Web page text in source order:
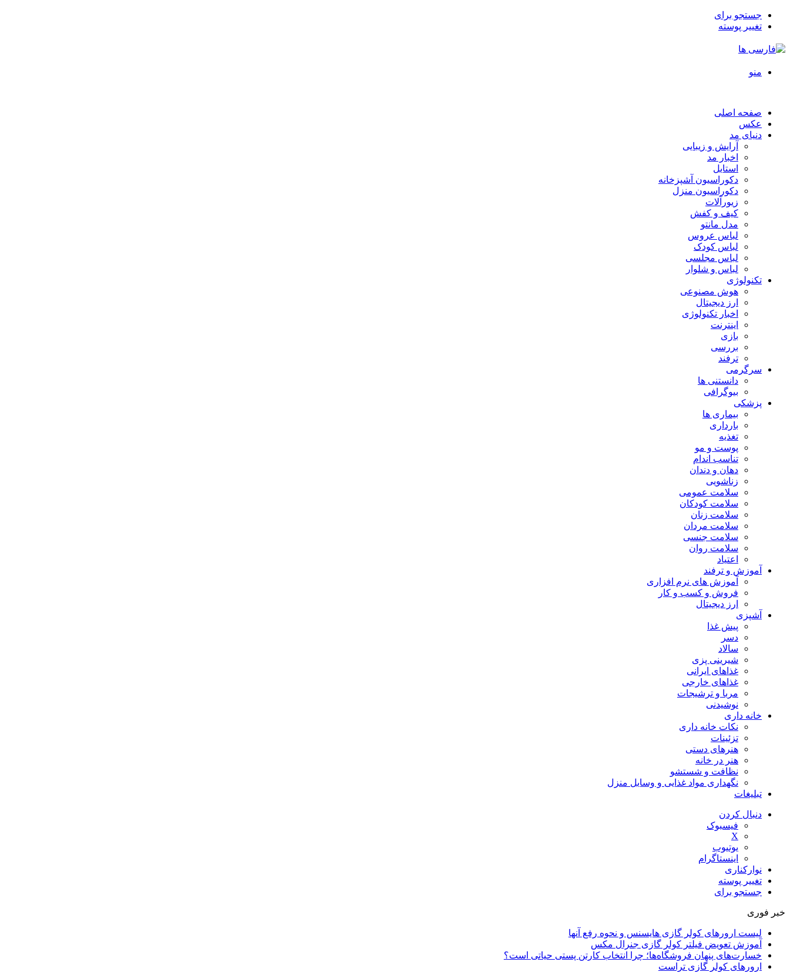
جستجو برای
تغییر پوسته
منو
صفحه اصلی
عکس
دنیای مد
آرایش و زیبایی
اخبار مد
استایل
دکوراسیون آشپزخانه
دکوراسیون منزل
زیورآلات
کیف و کفش
مدل مانتو
لباس عروس
لباس کودک
لباس مجلسی
لباس و شلوار
تکنولوژی
هوش مصنوعی
ارز دیجیتال
اخبار تکنولوژی
اینترنت
بازی
بررسی
ترفند
سرگرمی
دانستنی ها
بیوگرافی
پزشکی
بیماری ها
بارداری
تغذیه
پوست و مو
تناسب اندام
دهان و دندان
زناشویی
سلامت عمومی
سلامت کودکان
سلامت زنان
سلامت مردان
سلامت جنسی
سلامت روان
اعتیاد
آموزش و ترفند
آموزش های نرم افزاری
فروش و کسب و کار
ارز دیجیتال
آشپزی
پیش غذا
دسر
سالاد
شیرینی پزی
غذاهای ایرانی
غذاهای خارجی
مربا و ترشیجات
نوشیدنی
خانه داری
نکات خانه داری
تزئینات
هنرهای دستی
هنر در خانه
نظافت و شستشو
نگهداری مواد غذایی و وسایل منزل
تبلیغات
دنبال کردن
فیسبوک
X
یوتیوب
اینستاگرام
نوارکناری
تغییر پوسته
جستجو برای
خبر فوری
لیست ارورهای کولر گازی هایسنس و نحوه رفع آنها
آموزش تعویض فیلتر کولر گازی جنرال مکس
خسارت‌های پنهان فروشگاه‌ها؛ چرا انتخاب کارتن پستی حیاتی است؟
ارورهای کولر گازی تراست